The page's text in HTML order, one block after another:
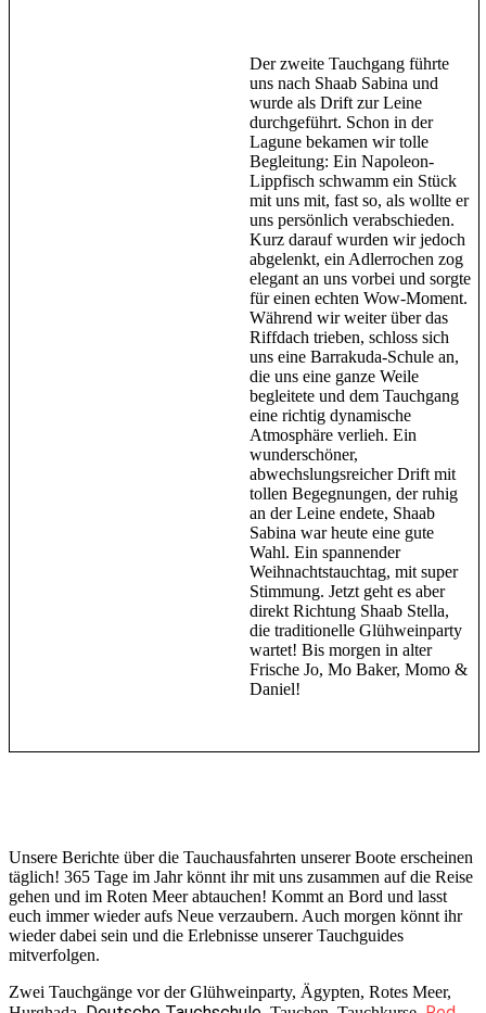
Der zweite Tauchgang führte
uns nach Shaab Sabina und
wurde als Drift zur Leine
durchgeführt. Schon in der
Lagune bekamen wir tolle
Begleitung: Ein Napoleon-
Lippfisch schwamm ein Stück
mit uns mit, fast so, als wollte er
uns persönlich verabschieden.
Kurz darauf wurden wir jedoch
abgelenkt, ein Adlerrochen zog
elegant an uns vorbei und sorgte
für einen echten Wow-Moment.
Während wir weiter über das
Riffdach trieben, schloss sich
uns eine Barrakuda-Schule an,
die uns eine ganze Weile
begleitete und dem Tauchgang
eine richtig dynamische
Atmosphäre verlieh. Ein
wunderschöner,
abwechslungsreicher Drift mit
tollen Begegnungen, der ruhig
an der Leine endete, Shaab
Sabina war heute eine gute
Wahl. Ein spannender
Weihnachtstauchtag, mit super
Stimmung. Jetzt geht es aber
direkt Richtung Shaab Stella,
die traditionelle Glühweinparty
wartet! Bis morgen in alter
Frische Jo, Mo Baker, Momo &
Daniel!
Unsere Berichte über die Tauchausfahrten unserer Boote erscheinen
täglich! 365 Tage im Jahr könnt ihr mit uns zusammen auf die Reise
gehen und im Roten Meer abtauchen! Kommt an Bord und lasst
euch immer wieder aufs Neue verzaubern. Auch morgen könnt ihr
wieder dabei sein und die Erlebnisse unserer Tauchguides
mitverfolgen.
Zwei Tauchgänge vor der Glühweinparty, Ägypten, Rotes Meer,